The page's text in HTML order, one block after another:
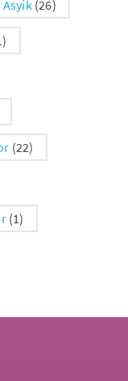
(26)
(22)
(1)